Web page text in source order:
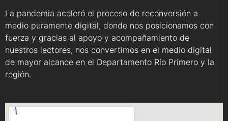
La pandemia aceleró el proceso de reconversión a
medio puramente digital, donde nos posicionamos con
fuerza y gracias al apoyo y acompañamiento de
nuestros lectores, nos convertimos en el medio digital
de mayor alcance en el Departamento Río Primero y la
región.